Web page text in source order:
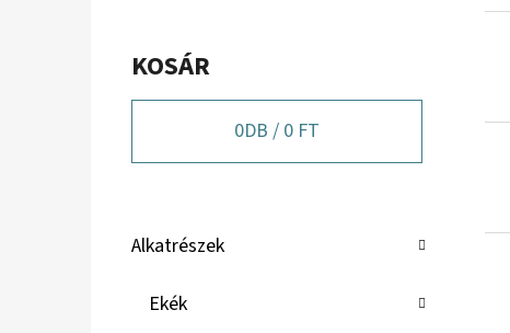
KOSÁR
0DB / 0 FT
Kategóriák
Alkatrészek
Ekék